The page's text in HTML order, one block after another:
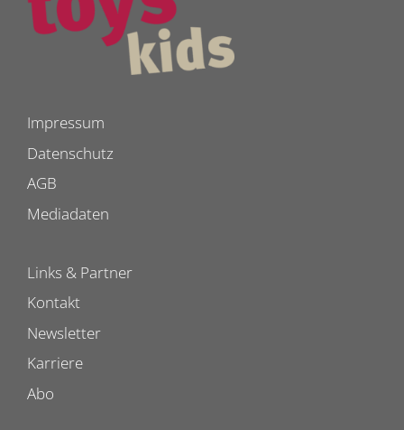
Impressum
Datenschutz
AGB
Mediadaten
Links & Partner
Kontakt
Newsletter
Karriere
Abo